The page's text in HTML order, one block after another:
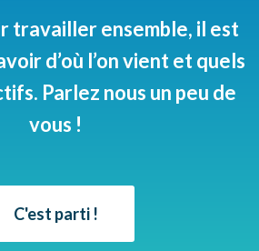
travailler ensemble, il est
d’où l’on vient et quels
Parlez nous un peu de
vous !
C'est parti !